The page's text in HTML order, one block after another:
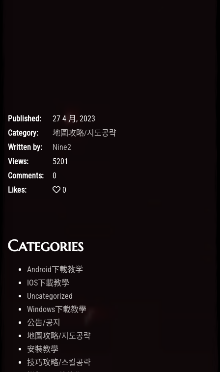
Published:
27 4 月, 2023
Category:
地圖攻略/지도공략
Written by:
Nine2
Views:
5201
Comments:
0
Likes:
0
Categories
Android下載教学
IOS下載教學
Uncategorized
Windows下載教學
公告/공지
地圖攻略/지도공략
安裝教學
技巧攻略/스킬공략